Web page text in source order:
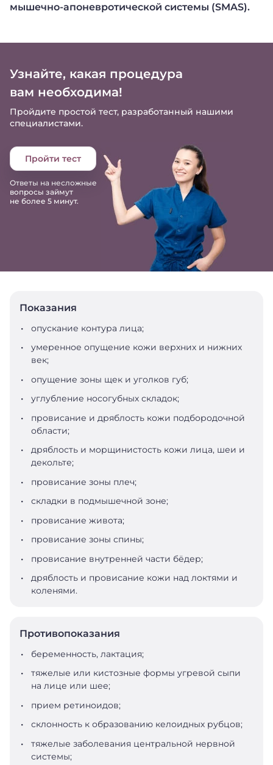
мышечно-апоневротической системы (SMAS).
Узнайте, какая процедура
вам необходима!
Пройдите простой тест, разработанный нашими
специалистами.
Пройти тест
Ответы на несложные
вопросы займут
не более 5 минут.
Показания
опускание контура лица;
умеренное опущение кожи верхних и нижних
век;
опущение зоны щек и уголков губ;
углубление носогубных складок;
провисание и дряблость кожи подбородочной
области;
дряблость и морщинистость кожи лица, шеи и
декольте;
провисание зоны плеч;
складки в подмышечной зоне;
провисание живота;
провисание зоны спины;
провисание внутренней части бёдер;
дряблость и провисание кожи над локтями и
коленями.
Противопоказания
беременность, лактация;
тяжелые или кистозные формы угревой сыпи
на лице или шее;
прием ретиноидов;
склонность к образованию келоидных рубцов;
тяжелые заболевания центральной нервной
системы;